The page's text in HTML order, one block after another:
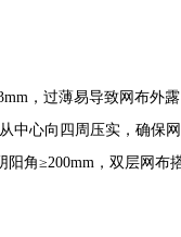
，过薄易导致网布外
中心向四周压实，确保
角≥200mm，双层网